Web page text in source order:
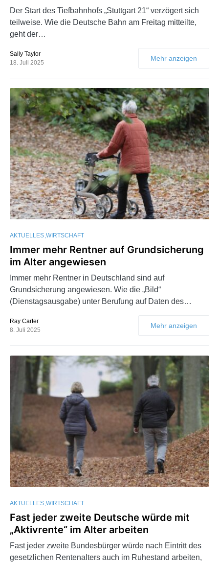
Der Start des Tiefbahnhofs „Stuttgart 21“ verzögert sich
teilweise. Wie die Deutsche Bahn am Freitag mitteilte,
geht der…
Sally Taylor
18. Juli 2025
Mehr anzeigen
AKTUELLES WIRTSCHAFT
Immer mehr Rentner auf Grundsicherung
im Alter angewiesen
Immer mehr Rentner in Deutschland sind auf
Grundsicherung angewiesen. Wie die „Bild“
(Dienstagsausgabe) unter Berufung auf Daten des…
Ray Carter
8. Juli 2025
Mehr anzeigen
AKTUELLES WIRTSCHAFT
Fast jeder zweite Deutsche würde mit
„Aktivrente“ im Alter arbeiten
Fast jeder zweite Bundesbürger würde nach Eintritt des
gesetzlichen Rentenalters auch im Ruhestand arbeiten,